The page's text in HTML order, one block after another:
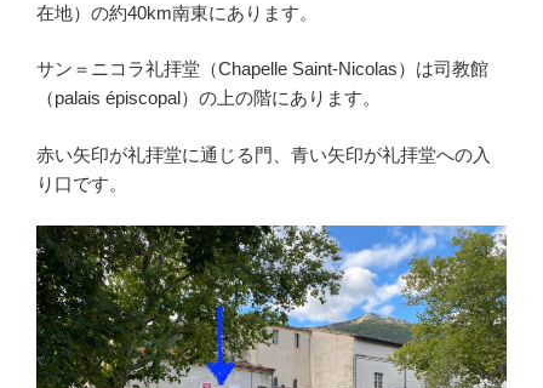
在地）の約40km南東にあります。
サン＝ニコラ礼拝堂（Chapelle Saint-Nicolas）は司教館
（palais épiscopal）の上の階にあります。
赤い矢印が礼拝堂に通じる門、青い矢印が礼拝堂への入
り口です。